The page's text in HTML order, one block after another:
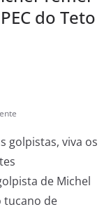
do Teto
golpistas, viva os
de Michel
tucano de